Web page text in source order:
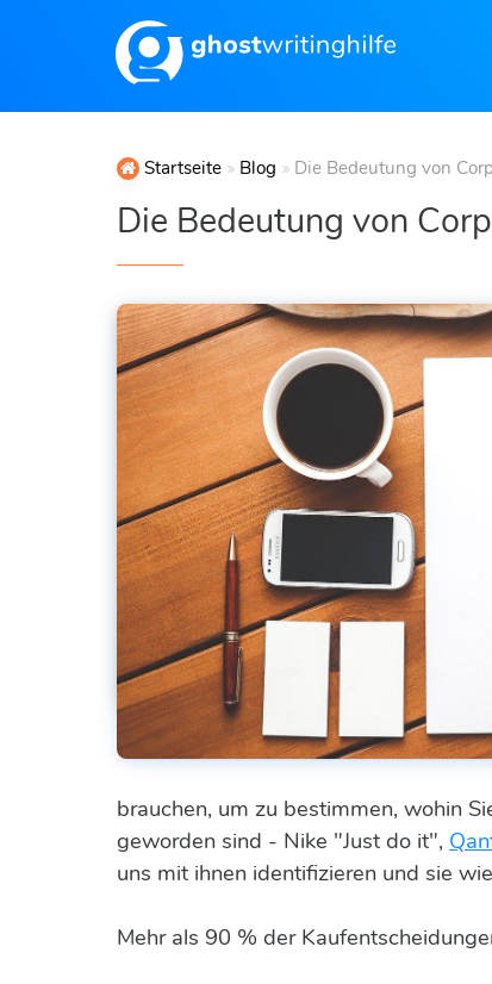
Startseite Blog Die Bedeutung von
Die Bedeutung von
brauchen, um zu bestimmen, wohin
geworden sind - Nike "Just do it",
uns mit ihnen identifizieren und sie
Mehr als 90 % der